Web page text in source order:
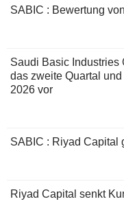
SABIC : Bewertung
Saudi Basic Industries
das zweite Quartal
2026 vor
SABIC : Riyad Capital
Riyad Capital senkt